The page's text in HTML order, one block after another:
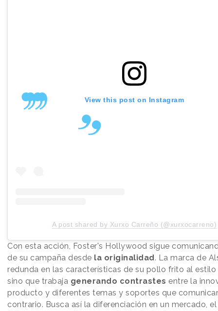
View this post on Instagram
A post shared by Xurxo Carreño (@xurxocarreno)
Con esta acción, Foster's Hollywood sigue
de su campaña desde la originalidad . La marca de
redunda en las características de su pollo frito al estilo
sino que trabaja generando contrastes entre la
producto y diferentes temas y soportes que
contrario. Busca así la diferenciación en un mercado,